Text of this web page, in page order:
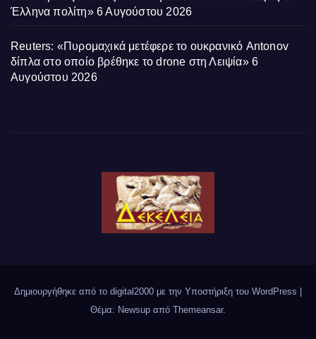
Έλληνα πολίτη» 6 Αυγούστου 2026
Reuters: «Πυρομαχικά μετέφερε το ουκρανικό Antonov
δίπλα στο οποίο βρέθηκε το drone στη Λειψία» 6
Αυγούστου 2026
Δημιουργήθηκε από το digital2000 με την Υποστήριξη του WordPress
Θέμα: Newsup από Themeansar.